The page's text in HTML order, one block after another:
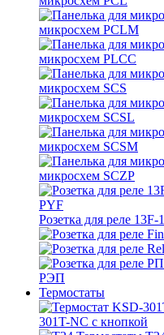
микросхем PCLM
микросхем PLCC
микросхем SCS
микросхем SCSL
микросхем SCSM
микросхем SCZP
Розетка для реле
РЭП
Термостаты
301T-NC с кнопкой